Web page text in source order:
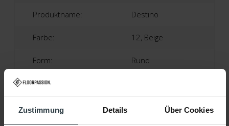
Zustimmung Details Über Cookies
Produktname: Destino
Farbe: 12, Beige
Form: Rund
Material:
Florhöhe: Ca. 3 Zentimeter